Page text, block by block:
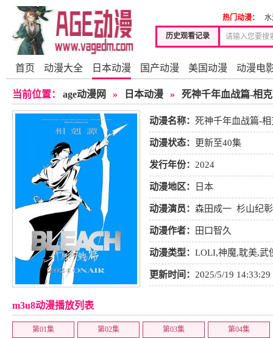
历史观看记录
热门动漫：
首页 动漫大全 日本动漫 国产动漫 美国动漫 动漫电
当前位置： age动漫网 » 日本动漫 » 死神千年血战篇-相
动漫名称： 死神千年血战篇-
动漫状态： 更新至40集
发行年份： 2024
动漫地区： 日本
动漫演员： 森田成一 杉山纪彰
动漫作者： 田口智久
动漫类型： LOLI,神魔,耽美,武
动作,动画
更新时间： 2025/5/19 14:33:29
m3u8动漫播放列表
第01集 第02集 第03集 第04集